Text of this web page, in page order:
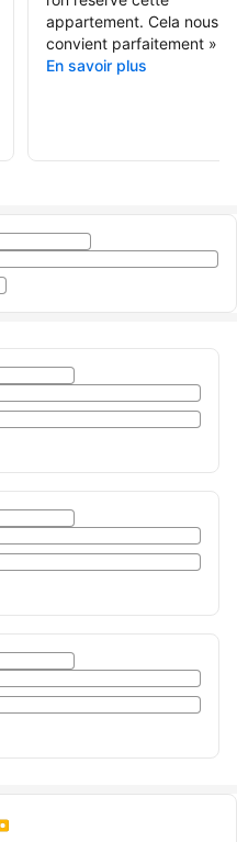
appartement. Cela nous
convient parfaitement»
En savoir plus